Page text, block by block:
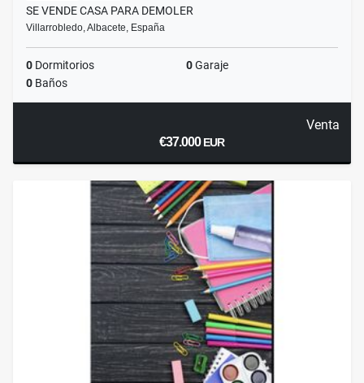
SE VENDE CASA PARA DEMOLER
Villarrobledo, Albacete, España
0 Dormitorios 0Garaje
0 Baños
Venta
€37.000EUR